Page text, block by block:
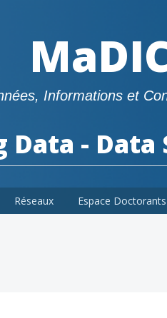
Informations et
Data - Data
Réseaux Espace Doctorants